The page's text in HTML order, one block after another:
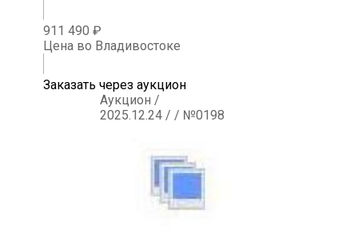
911 490 ₽
Цена во Владивостоке
Заказать через аукцион
Аукцион /
2025.12.24 / / №0198